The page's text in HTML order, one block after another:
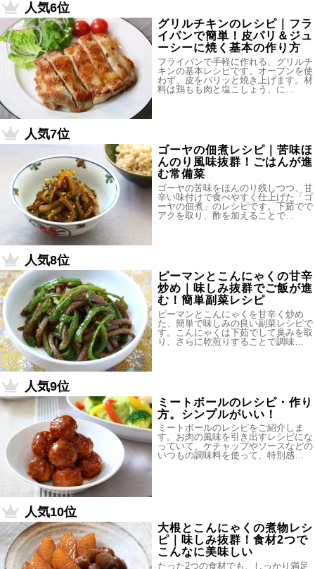
人気6位
グリルチキンのレシピ｜フラ
イパンで簡単！皮パリ＆ジュ
ーシーに焼く基本の作り方
フライパンで手軽に作れる、グリルチ
キンの基本レシピです。オーブンを使
わず、皮をパリッと焼き上げます。材
料は鶏もも肉と塩こしょう、に…
人気7位
ゴーヤの佃煮レシピ｜苦味ほ
んのり風味抜群！ごはんが進
む常備菜
ゴーヤの苦味をほんのり残しつつ、甘
辛い味付けで食べやすく仕上げた「ゴ
ーヤの佃煮」のレシピです。下茹でで
アクを取り、酢を加えることで…
人気8位
ピーマンとこんにゃくの甘辛
炒め｜味しみ抜群でご飯が進
む！簡単副菜レシピ
ピーマンとこんにゃくを甘辛く炒め
た、簡単で味しみの良い副菜レシピで
す。こんにゃくは下茹でして臭みを取
り、さらに乾煎りすることで調味…
人気9位
ミートボールのレシピ・作り
方。シンプルがいい！
ミートボールのレシピをご紹介しま
す。お肉の風味を引き出すレシピにな
っていて、ケチャップやソースなどの
いつもの調味料を使って、特別感…
人気10位
大根とこんにゃくの煮物レシ
ピ｜味しみ抜群！食材2つで
こんなに美味しい
たった2つの食材でも、しっかり満足